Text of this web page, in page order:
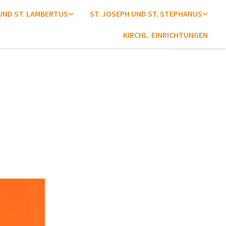
ST. LAMBERTUS ST. JOSEPH UND ST. STEPHANUS
KIRCHL. EINRICHTUNGEN